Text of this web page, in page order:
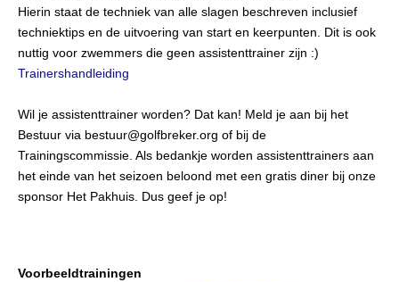
Hierin staat de techniek van alle slagen beschreven inclusief
techniektips en de uitvoering van start en keerpunten. Dit is ook
nuttig voor zwemmers die geen assistenttrainer zijn :)
Trainershandleiding
Wil je assistenttrainer worden? Dat kan! Meld je aan bij het
Bestuur via bestuur@golfbreker.org of bij de
Trainingscommissie. Als bedankje worden assistenttrainers aan
het einde van het seizoen beloond met een gratis diner bij onze
sponsor Het Pakhuis. Dus geef je op!
Voorbeeldtrainingen